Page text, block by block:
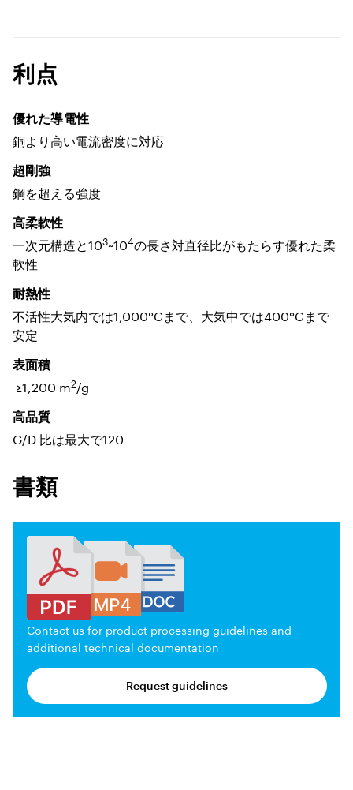
利点
優れた導電性
銅より高い電流密度に対応
超剛強
鋼を超える強度
高柔軟性
一次元構造と103~104の長さ対直径比がもたらす優れた柔
軟性
耐熱性
不活性大気内では1,000°Cまで、大気中では400°Cまで
安定
表面積
≥1,200 m2/g
高品質
G/D 比は最大で120
書類
Contact us for product processing guidelines and
additional technical documentation
Request guidelines